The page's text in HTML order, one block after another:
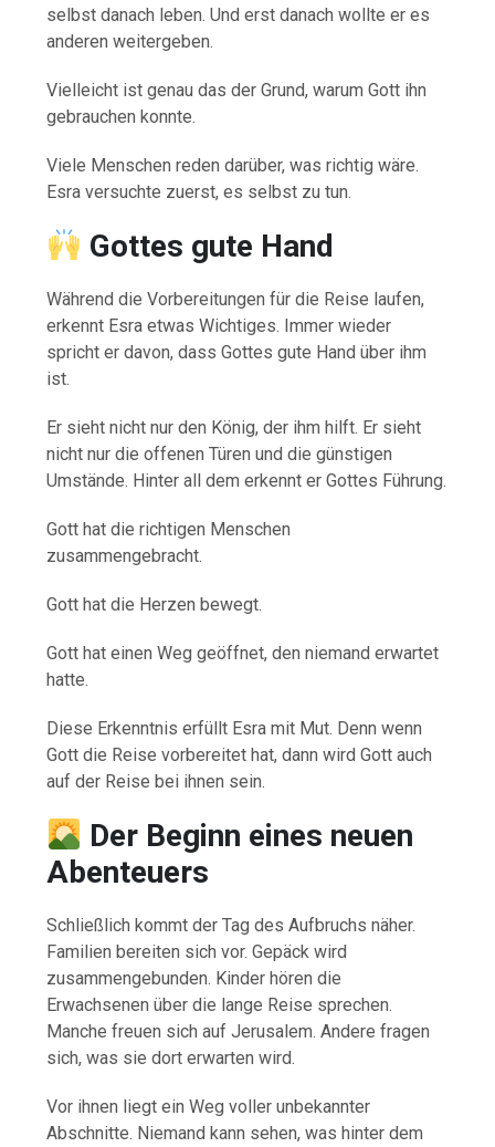
selbst danach leben. Und erst danach wollte er es
anderen weitergeben.
Vielleicht ist genau das der Grund, warum Gott ihn
gebrauchen konnte.
Viele Menschen reden darüber, was richtig wäre.
Esra versuchte zuerst, es selbst zu tun.
Gottes gute Hand
Während die Vorbereitungen für die Reise laufen,
erkennt Esra etwas Wichtiges. Immer wieder
spricht er davon, dass Gottes gute Hand über ihm
ist.
Er sieht nicht nur den König, der ihm hilft. Er sieht
nicht nur die offenen Türen und die günstigen
Umstände. Hinter all dem erkennt er Gottes Führung.
Gott hat die richtigen Menschen
zusammengebracht.
Gott hat die Herzen bewegt.
Gott hat einen Weg geöffnet, den niemand erwartet
hatte.
Diese Erkenntnis erfüllt Esra mit Mut. Denn wenn
Gott die Reise vorbereitet hat, dann wird Gott auch
auf der Reise bei ihnen sein.
Der Beginn eines neuen
Abenteuers
Schließlich kommt der Tag des Aufbruchs näher.
Familien bereiten sich vor. Gepäck wird
zusammengebunden. Kinder hören die
Erwachsenen über die lange Reise sprechen.
Manche freuen sich auf Jerusalem. Andere fragen
sich, was sie dort erwarten wird.
Vor ihnen liegt ein Weg voller unbekannter
Abschnitte. Niemand kann sehen, was hinter dem